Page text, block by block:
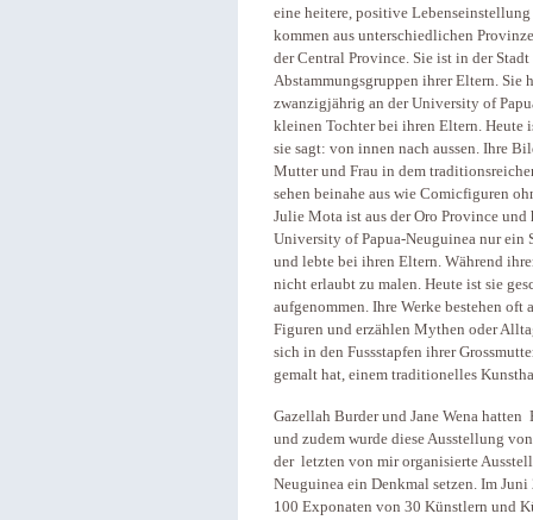
eine heitere, positive
kommen aus unterschiedlichen
der Central Province. Sie ist in der
Abstammungsgruppen ihrer Eltern.
zwanzigjährig an der University of
kleinen Tochter bei ihren Eltern. Heute
sie sagt: von innen nach aussen. Ihre
Mutter und Frau in dem
sehen beinahe aus wie Comicfiguren
Julie Mota ist aus der Oro Province
University of Papua-Neuguinea nur ein
und lebte bei ihren Eltern. Während
nicht erlaubt zu malen. Heute ist sie
aufgenommen. Ihre Werke bestehen
Figuren und erzählen Mythen oder
sich in den Fussstapfen ihrer
gemalt hat, einem traditionelles
Gazellah Burder und Jane Wena
und zudem wurde diese Ausstellung
der letzten von mir organisierte
Neuguinea ein Denkmal setzen. Im
100 Exponaten von 30 Künstlern und